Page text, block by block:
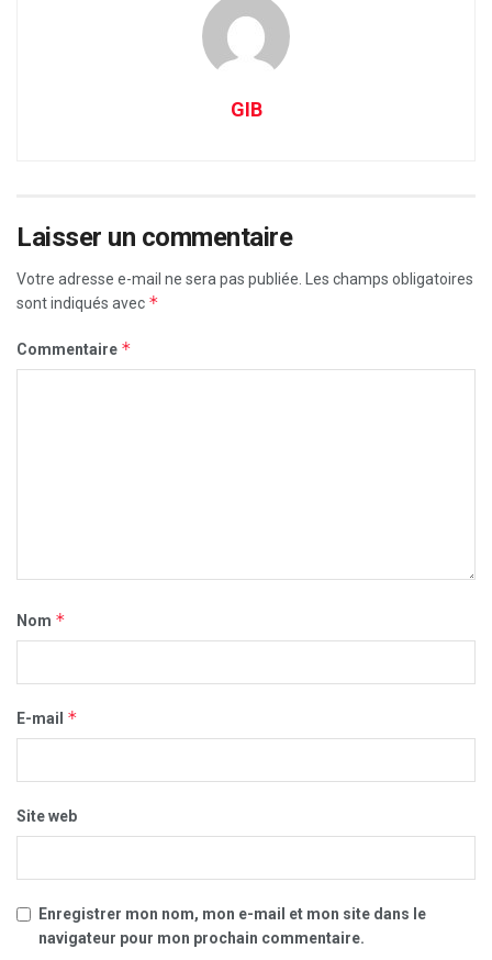
GIB
Laisser un commentaire
Votre adresse e-mail ne sera pas publiée. Les champs obligatoires
sont indiqués avec *
Commentaire *
Nom *
E-mail *
Site web
Enregistrer mon nom, mon e-mail et mon site dans le
navigateur pour mon prochain commentaire.